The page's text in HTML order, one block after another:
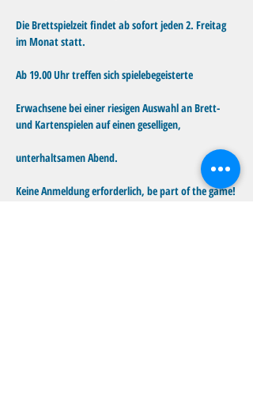
Die Brettspielzeit findet ab sofort jeden 2. Freitag
im Monat statt.
Ab 19.00 Uhr treffen sich spielebegeisterte
Erwachsene bei einer riesigen Auswahl an Brett-
und Kartenspielen auf einen geselligen,
unterhaltsamen Abend.
Keine Anmeldung erforderlich, be part of the game!